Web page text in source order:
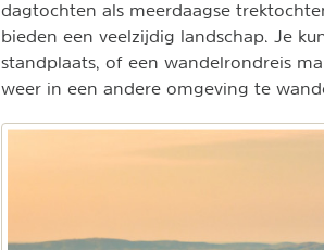
dagtochten als meerdaagse
bieden een veelzijdig landschap. Je
standplaats, of een wandelrondreis
weer in een andere omgeving te